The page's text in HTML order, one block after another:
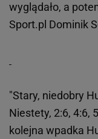
wyglądało, a
Sport.pl Dominik
"Stary, niedobry
Niestety, 2:6, 4:6,
kolejna wpadka